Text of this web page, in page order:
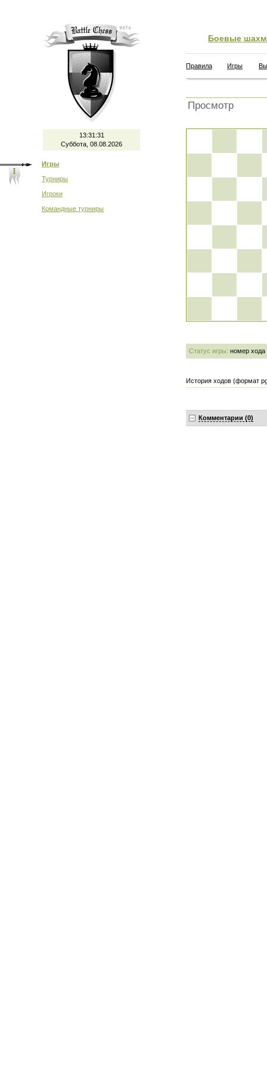
13:31:31
Суббота, 08.08.2026
Игры
Турниры
Игроки
Командные турниры
Боевые
Правила Игры
Просмотр
Статус игры: номер хода
История ходов (формат
Комментарии (0)